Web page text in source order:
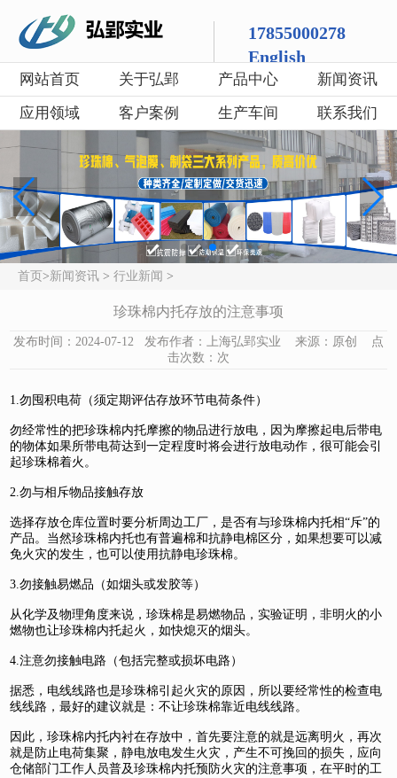
17855000278
English
网站首页 关于弘郢 产品中心
新闻资讯
应用领域
客户案例 生产车间 联系我们
首页 >新闻资讯 > 行业新闻 >
珍珠棉内托存放的注意事项
发布时间：2024-07-12 发布作者：上海弘郢实业 来源：原创 点
击次数： 次
1.勿囤积电荷（须定期评估存放环节电荷条件）
勿经常性的把珍珠棉内托摩擦的物品进行放电，因为摩擦起电后带电
的物体如果所带电荷达到一定程度时将会进行放电动作，很可能会引
起珍珠棉着火。
2.勿与相斥物品接触存放
选择存放仓库位置时要分析周边工厂，是否有与珍珠棉内托相“斥”的
产品。当然珍珠棉内托也有普遍棉和抗静电棉区分，如果想要可以减
免火灾的发生，也可以使用抗静电珍珠棉。
3.勿接触易燃品（如烟头或发胶等）
从化学及物理角度来说，珍珠棉是易燃物品，实验证明，非明火的小
燃物也让珍珠棉内托起火，如快熄灭的烟头。
4.注意勿接触电路（包括完整或损坏电路）
据悉，电线线路也是珍珠棉引起火灾的原因，所以要经常性的检查电
线线路，最好的建议就是：不让珍珠棉靠近电线线路。
因此，珍珠棉内托内衬在存放中，首先要注意的就是远离明火，再次
就是防止电荷集聚，静电放电发生火灾，产生不可挽回的损失，应向
仓储部门工作人员普及珍珠棉内托预防火灾的注意事项，在平时的工